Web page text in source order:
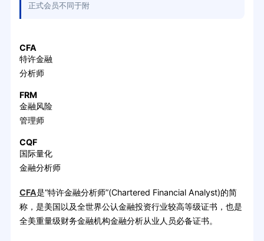
正式会员不同于附
CFA
特许金融
分析师
FRM
金融风险
管理师
CQF
国际量化
金融分析师
CFA是“特许金融分析师”(Chartered Financial Analyst)的简
称，是美国以及全世界公认金融投资行业较高等级证书，也是
全美重量级财务金融机构金融分析从业人员必备证书。